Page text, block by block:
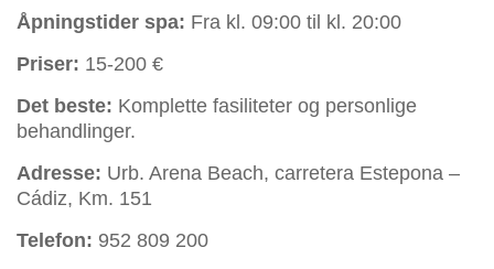
Åpningstider spa: Fra kl. 09:00 til kl. 20:00
Priser: 15-200 €
Det beste: Komplette fasiliteter og personlige
behandlinger.
Adresse: Urb. Arena Beach, carretera Estepona –
Cádiz, Km. 151
Telefon: 952 809 200